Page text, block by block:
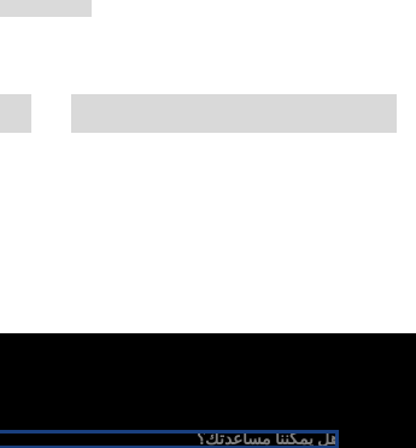
هل يمكننا مساعدتك؟